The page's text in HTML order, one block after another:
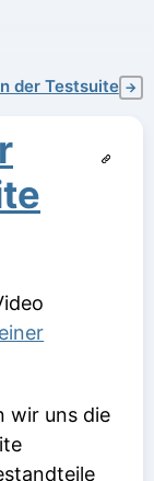
der Testsuite →
wir uns die